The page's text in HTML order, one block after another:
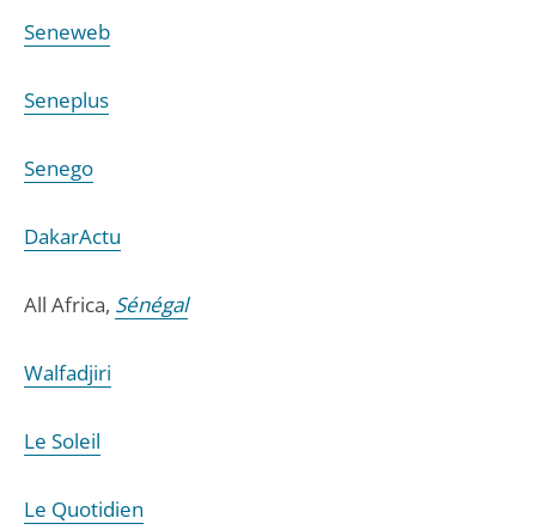
Seneweb
Seneplus
Senego
DakarActu
All Africa, Sénégal
Walfadjiri
Le Soleil
Le Quotidien